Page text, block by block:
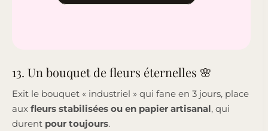
13. Un bouquet de fleurs éternelles 🌸
Exit le bouquet « industriel » qui fane en 3 jours, place
aux fleurs stabilisées ou en papier artisanal, qui
durent pour toujours.